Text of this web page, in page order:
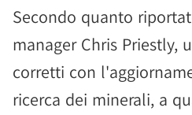
Secondo quanto
manager Chris Priestly,
corretti con
ricerca dei minerali, a